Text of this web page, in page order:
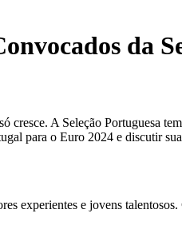
da
A Seleção Portuguesa
para o Euro 2024 e discutir
experientes e jovens